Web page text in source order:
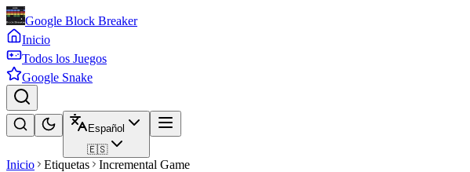
Google Block Breaker
Inicio
Todos los Juegos
Google Snake
Español
🇪🇸
Inicio Etiquetas Incremental Game